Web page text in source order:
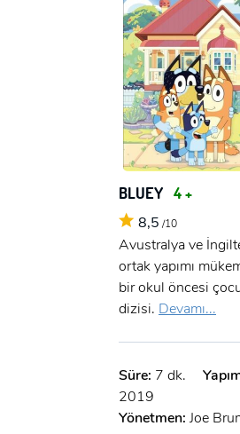
BLUEY 4 +
8,5 /10
Avustralya ve
ortak yapımı
bir okul öncesi
dizisi. Devamı...
Süre: 7 dk.
2019
Yönetmen: Joe